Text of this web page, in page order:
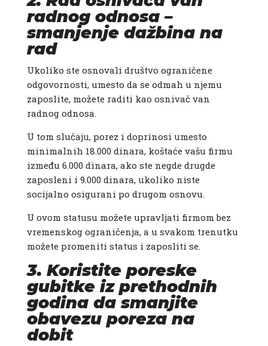
radnog odnosa –
smanjenje dažbina na
rad
Ukoliko ste osnovali društvo ograničene
odgovornosti, umesto da se odmah u njemu
zaposlite, možete raditi kao osnivač van
radnog odnosa.
U tom slučaju, porez i doprinosi umesto
minimalnih 18.000 dinara, koštaće vašu firmu
između 6.000 dinara, ako ste negde drugde
zaposleni i 9.000 dinara, ukoliko niste
socijalno osigurani po drugom osnovu.
U ovom statusu možete upravljati firmom bez
vremenskog ograničenja, a u svakom trenutku
možete promeniti status i zaposliti se.
3. Koristite poreske
gubitke iz prethodnih
godina da smanjite
obavezu poreza na
dobit